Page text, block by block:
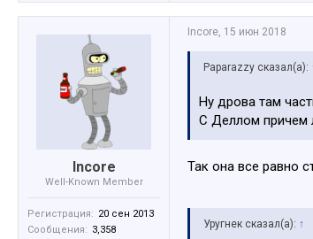
Incore
Well-Known Member
Регистрация: 20 сен 2013
Сообщения: 3,358
Incore, 15 июн 2018
Paparazzy сказал(а):
Ну дрова там
С Деллом причем
Так она все равно
Уругнек сказал(а): ↑